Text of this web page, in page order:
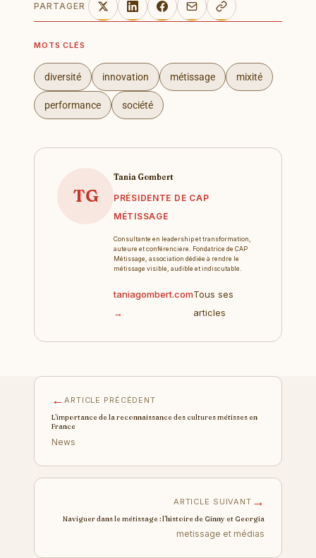
PARTAGER
MOTS CLÉS
diversité innovation métissage mixité
performance société
TG
Tania Gombert
PRÉSIDENTE DE CAP
MÉTISSAGE
Consultante en leadership et transformation,
auteure et conférencière. Fondatrice de CAP
Métissage, association dédiée à rendre le
métissage visible, audible et indiscutable.
taniagombert.com
→
Tous ses
articles
← ARTICLE PRÉCÉDENT
L’importance de la reconnaissance des cultures métisses en
France
News
ARTICLE SUIVANT →
Naviguer dans le métissage : l’histoire de Ginny et Georgia
metissage et médias